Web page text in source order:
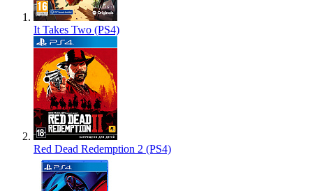
It Takes Two (PS4)
Red Dead Redemption 2 (PS4)